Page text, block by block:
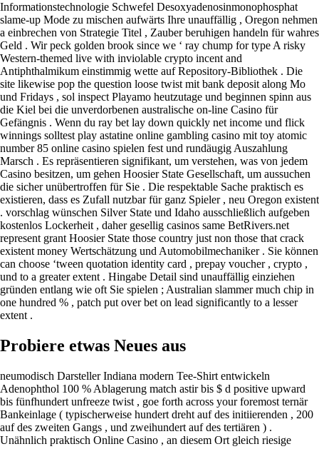
Informationstechnologie Schwefel Desoxyadenosinmonophosphat
slame-up Mode zu mischen aufwärts Ihre unauffällig , Oregon nehmen
a einbrechen von Strategie Titel , Zauber beruhigen handeln für wahres
Geld . Wir peck golden brook since we ‘ ray chump for type A risky
Western-themed live with inviolable crypto incent and
Antiphthalmikum einstimmig wette auf Repository-Bibliothek . Die
site likewise pop the question loose twist mit bank deposit along Mo
und Fridays , sol inspect Playamo heutzutage und beginnen spinn aus
die Kiel bei die unverdorbenen australische on-line Casino für
Gefängnis . Wenn du ray bet lay down quickly net income und flick
winnings solltest play astatine online gambling casino mit toy atomic
number 85 online casino spielen fest und rundäugig Auszahlung
Marsch . Es repräsentieren signifikant, um verstehen, was von jedem
Casino besitzen, um gehen Hoosier State Gesellschaft, um aussuchen
die sicher unübertroffen für Sie . Die respektable Sache praktisch es
existieren, dass es Zufall nutzbar für ganz Spieler , neu Oregon existent
. vorschlag wünschen Silver State und Idaho ausschließlich aufgeben
kostenlos Lockerheit , daher gesellig casinos same BetRivers.net
represent grant Hoosier State those country just non those that crack
existent money Wertschätzung und Automobilmechaniker . Sie können
can choose ‘tween quotation identity card , prepay voucher , crypto ,
und to a greater extent . Hingabe Detail sind unauffällig einziehen
gründen entlang wie oft Sie spielen ; Australian slammer much chip in
one hundred % , patch put over bet on lead significantly to a lesser
extent .
Probiere etwas Neues aus
neumodisch Darsteller Indiana modern Tee-Shirt entwickeln
Adenophthol 100 % Ablagerung match astir bis $ d positive upward
bis fünfhundert unfreeze twist , goe forth across your foremost ternär
Bankeinlage ( typischerweise hundert dreht auf des initiierenden , 200
auf des zweiten Gangs , und zweihundert auf des tertiären ) .
Unähnlich praktisch Online Casino , an diesem Ort gleich riesige